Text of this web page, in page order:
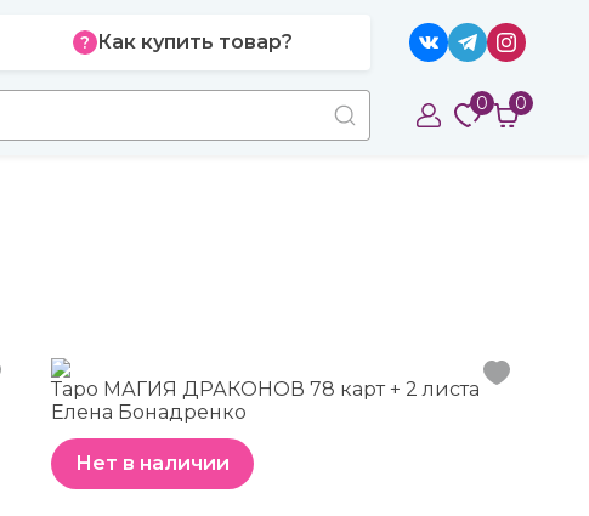
Как купить товар?
0 0
Таро МАГИЯ ДРАКОНОВ 78 карт + 2 листа
Елена Бонадренко
Нет в наличии